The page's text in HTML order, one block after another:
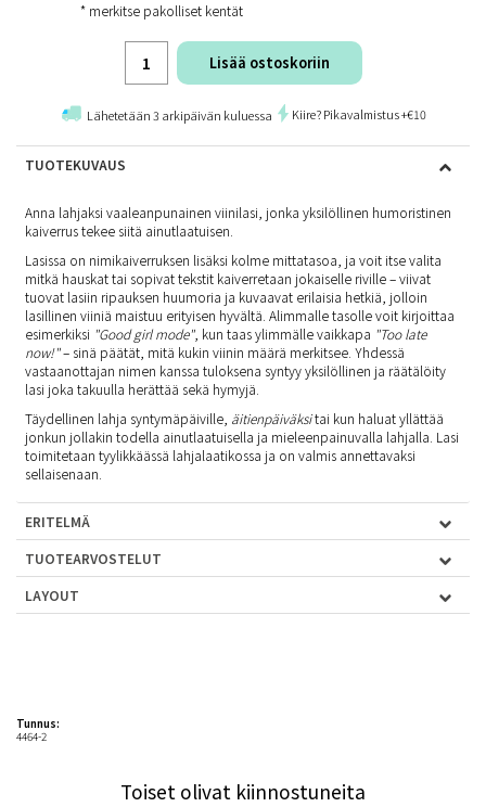
* merkitse pakolliset kentät
Lisää ostoskoriin
Lähetetään 3 arkipäivän kuluessa Kiire? Pikavalmistus +€10
TUOTEKUVAUS
Anna lahjaksi vaaleanpunainen viinilasi, jonka yksilöllinen humoristinen
kaiverrus tekee siitä ainutlaatuisen.
Lasissa on nimikaiverruksen lisäksi kolme mittatasoa, ja voit itse valita
mitkä hauskat tai sopivat tekstit kaiverretaan jokaiselle riville – viivat
tuovat lasiin ripauksen huumoria ja kuvaavat erilaisia hetkiä, jolloin
lasillinen viiniä maistuu erityisen hyvältä. Alimmalle tasolle voit kirjoittaa
esimerkiksi "Good girl mode", kun taas ylimmälle vaikkapa "Too late
now!"– sinä päätät, mitä kukin viinin määrä merkitsee. Yhdessä
vastaanottajan nimen kanssa tuloksena syntyy yksilöllinen ja räätälöity
lasi joka takuulla herättää sekä hymyjä.
Täydellinen lahja syntymäpäiville, äitienpäiväksitai kun haluat yllättää
jonkun jollakin todella ainutlaatuisella ja mieleenpainuvalla lahjalla. Lasi
toimitetaan tyylikkäässä lahjalaatikossa ja on valmis annettavaksi
sellaisenaan.
ERITELMÄ
TUOTEARVOSTELUT
LAYOUT
Tunnus:
4464-2
Toiset olivat kiinnostuneita